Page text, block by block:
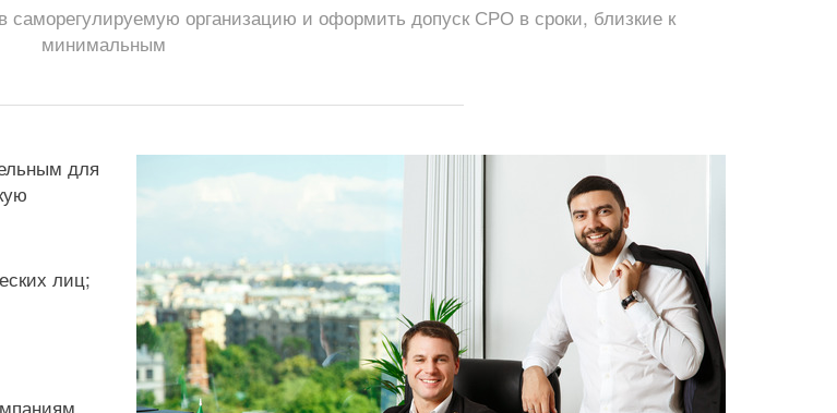
организацию и оформить допуск СРО в сроки, близкие к
минимальным
для
лиц;